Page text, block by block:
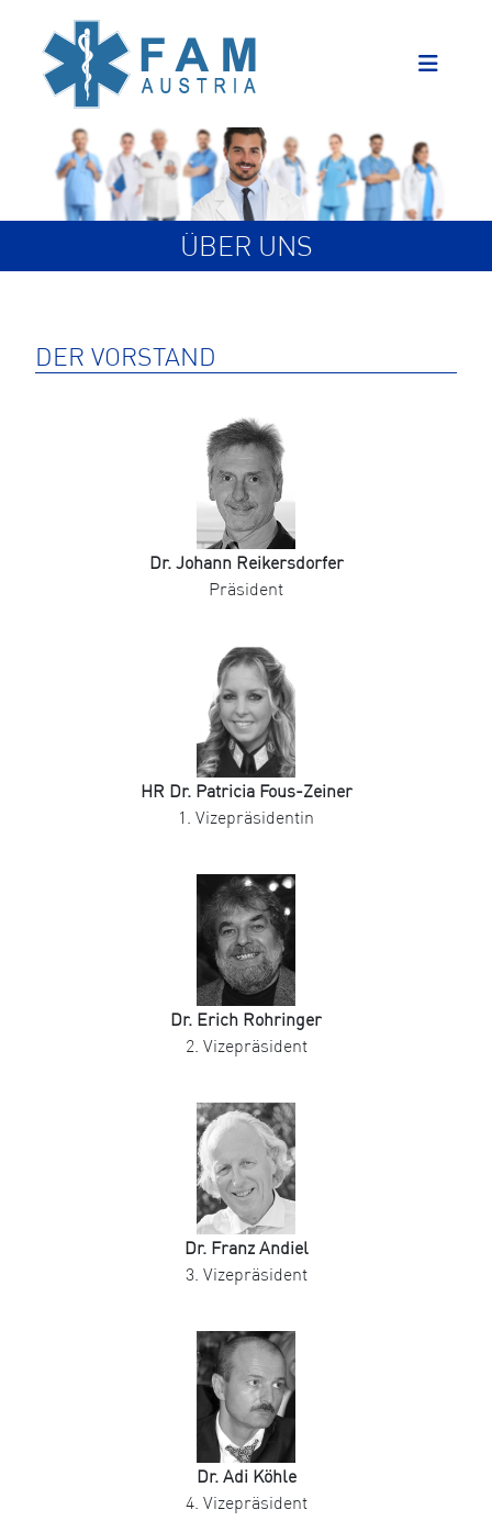
ÜBER UNS
DER VORSTAND
Dr. Johann Reikersdorfer
Präsident
HR Dr. Patricia Fous-Zeiner
1. Vizepräsidentin
Dr. Erich Rohringer
2. Vizepräsident
Dr. Franz Andiel
3. Vizepräsident
Dr. Adi Köhle
4. Vizepräsident